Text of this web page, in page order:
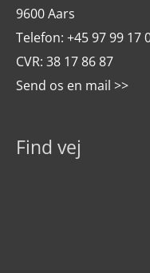
9600 Aars
Telefon: +45 97 99 17
CVR: 38 17 86 87
Send os en mail >>
Find vej